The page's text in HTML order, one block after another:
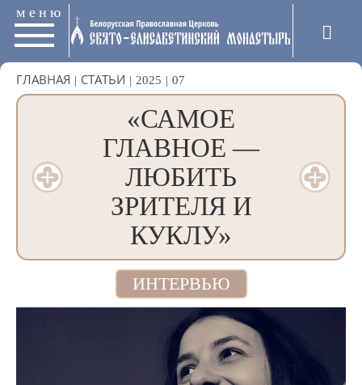
меню
ГЛАВНАЯ | СТАТЬИ | 2025 | 07
«САМОЕ
ГЛАВНОЕ —
ЛЮБИТЬ
ЗРИТЕЛЯ И
КУКЛУ»
ИНТЕРВЬЮ